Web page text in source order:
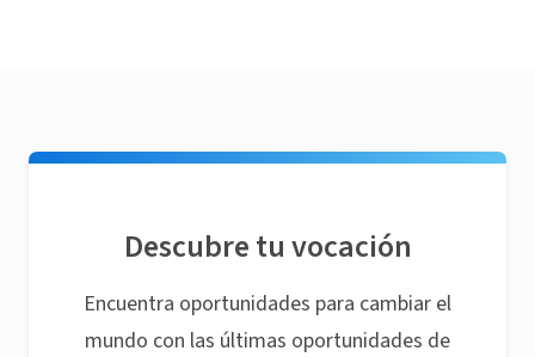
Descubre tu vocación
Encuentra oportunidades para cambiar el
mundo con las últimas oportunidades de